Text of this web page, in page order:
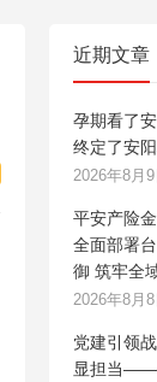
近期文章
孕期看了
终定了安
2026年8月9
平安产险
全面部署
御 筑牢全
2026年8月8
党建引领
显担当——